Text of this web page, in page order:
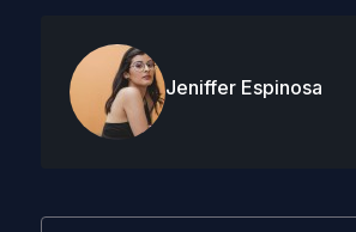
Jeniffer Espinosa